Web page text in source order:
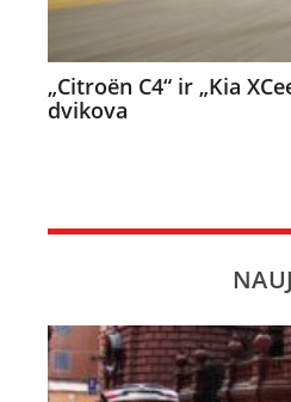
„Citroën C4“ ir „Kia
dvikova